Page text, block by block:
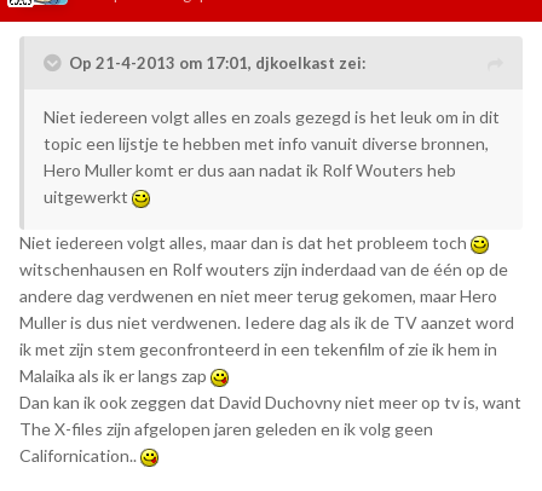
Op 21-4-2013 om 17:01, djkoelkast zei:
Niet iedereen volgt alles en zoals gezegd is het leuk om in dit
topic een lijstje te hebben met info vanuit diverse bronnen,
Hero Muller komt er dus aan nadat ik Rolf Wouters heb
uitgewerkt
Niet iedereen volgt alles, maar dan is dat het probleem toch
witschenhausen en Rolf wouters zijn inderdaad van de één op de
andere dag verdwenen en niet meer terug gekomen, maar Hero
Muller is dus niet verdwenen. Iedere dag als ik de TV aanzet word
ik met zijn stem geconfronteerd in een tekenfilm of zie ik hem in
Malaika als ik er langs zap
Dan kan ik ook zeggen dat David Duchovny niet meer op tv is, want
The X-files zijn afgelopen jaren geleden en ik volg geen
Californication..